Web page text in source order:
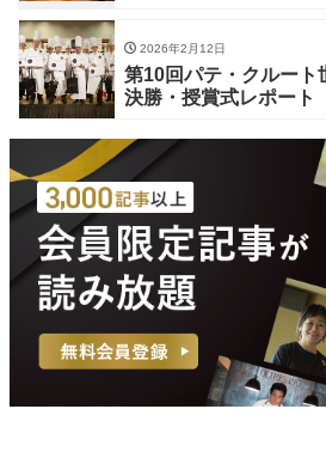
2026年2月12日
第10回パテ・クルート
決勝・授賞式レポート